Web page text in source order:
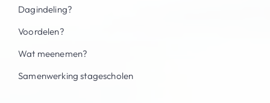
Dagindeling?
Voordelen?
Wat meenemen?
Samenwerking stagescholen